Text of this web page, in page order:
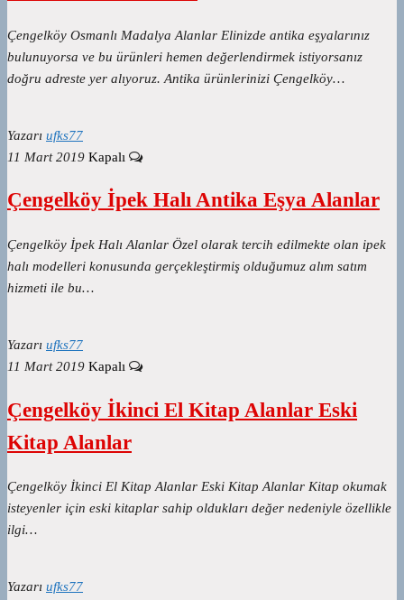
Çengelköy Osmanlı Madalya Alanlar Elinizde antika eşyalarınız
bulunuyorsa ve bu ürünleri hemen değerlendirmek istiyorsanız
doğru adreste yer alıyoruz. Antika ürünlerinizi Çengelköy…
Yazarı ufks77
11 Mart 2019 Kapalı
Çengelköy İpek Halı Antika Eşya Alanlar
Çengelköy İpek Halı Alanlar Özel olarak tercih edilmekte olan ipek
halı modelleri konusunda gerçekleştirmiş olduğumuz alım satım
hizmeti ile bu…
Yazarı ufks77
11 Mart 2019 Kapalı
Çengelköy İkinci El Kitap Alanlar Eski
Kitap Alanlar
Çengelköy İkinci El Kitap Alanlar Eski Kitap Alanlar Kitap okumak
isteyenler için eski kitaplar sahip oldukları değer nedeniyle özellikle
ilgi…
Yazarı ufks77